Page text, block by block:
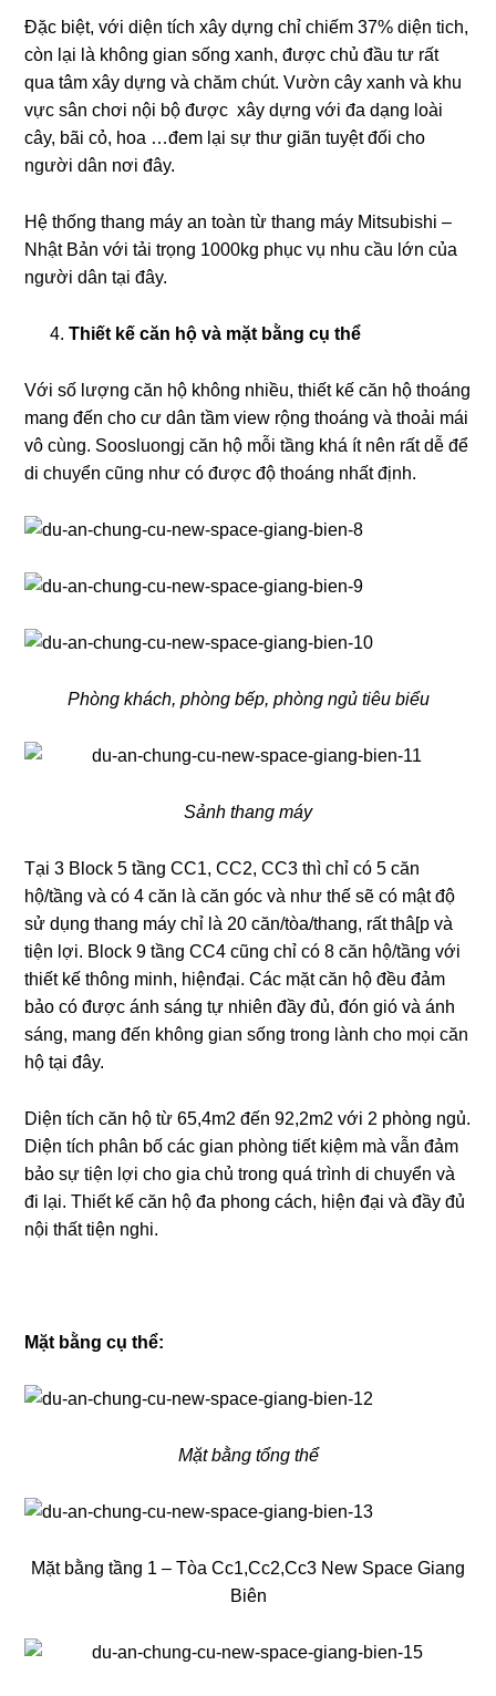
Đặc biệt, với diện tích xây dựng chỉ chiếm 37% diện tich,
còn lại là không gian sống xanh, được chủ đầu tư rất
qua tâm xây dựng và chăm chút. Vườn cây xanh và khu
vực sân chơi nội bộ được xây dựng với đa dạng loài
cây, bãi cỏ, hoa …đem lại sự thư giãn tuyệt đối cho
người dân nơi đây.
Hệ thống thang máy an toàn từ thang máy Mitsubishi –
Nhật Bản với tải trọng 1000kg phục vụ nhu cầu lớn của
người dân tại đây.
Thiết kế căn hộ và mặt bằng cụ thể
Với số lượng căn hộ không nhiều, thiết kế căn hộ thoáng
mang đến cho cư dân tầm view rộng thoáng và thoải mái
vô cùng. Soosluongj căn hộ mỗi tầng khá ít nên rất dễ để
di chuyển cũng như có được độ thoáng nhất định.
Phòng khách, phòng bếp, phòng ngủ tiêu biểu
Sảnh thang máy
Tại 3 Block 5 tầng CC1, CC2, CC3 thì chỉ có 5 căn
hộ/tầng và có 4 căn là căn góc và như thế sẽ có mật độ
sử dụng thang máy chỉ là 20 căn/tòa/thang, rất thâ[p và
tiện lợi. Block 9 tầng CC4 cũng chỉ có 8 căn hộ/tầng với
thiết kế thông minh, hiệnđại. Các mặt căn hộ đều đảm
bảo có được ánh sáng tự nhiên đầy đủ, đón gió và ánh
sáng, mang đến không gian sống trong lành cho mọi căn
hộ tại đây.
Diện tích căn hộ từ 65,4m2 đến 92,2m2 với 2 phòng ngủ.
Diện tích phân bố các gian phòng tiết kiệm mà vẫn đảm
bảo sự tiện lợi cho gia chủ trong quá trình di chuyển và
đi lại. Thiết kế căn hộ đa phong cách, hiện đại và đầy đủ
nội thất tiện nghi.
Mặt bằng cụ thể:
Mặt bằng tổng thể
Mặt bằng tầng 1 – Tòa Cc1,Cc2,Cc3 New Space Giang
Biên